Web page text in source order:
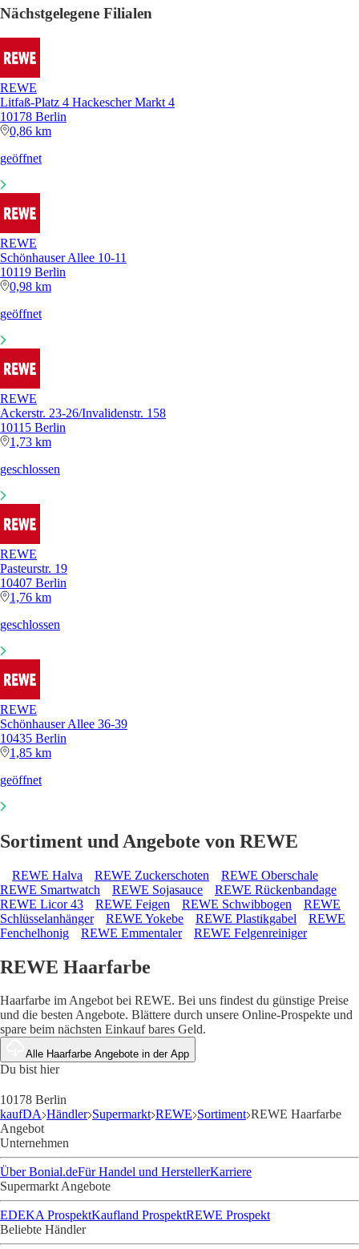
Nächstgelegene Filialen
REWE
Litfaß-Platz 4 Hackescher Markt 4
10178 Berlin
0,86 km
geöffnet
REWE
Schönhauser Allee 10-11
10119 Berlin
0,98 km
geöffnet
REWE
Ackerstr. 23-26/Invalidenstr. 158
10115 Berlin
1,73 km
geschlossen
REWE
Pasteurstr. 19
10407 Berlin
1,76 km
geschlossen
REWE
Schönhauser Allee 36-39
10435 Berlin
1,85 km
geöffnet
Sortiment und Angebote von REWE
REWE Halva REWE Zuckerschoten
REWE Oberschale
REWE Smartwatch
REWE Sojasauce
REWE Rückenbandage
REWE Licor 43
REWE Feigen REWE Schwibbogen
REWE
Schlüsselanhänger
REWE Yokebe REWE Plastikgabel
REWE
Fenchelhonig
REWE Emmentaler REWE Felgenreiniger
REWE Haarfarbe
Haarfarbe im Angebot bei REWE. Bei uns findest du günstige Preise
und die besten Angebote. Blättere durch unsere Online-Prospekte und
spare beim nächsten Einkauf bares Geld.
Alle Haarfarbe Angebote in der App
Du bist hier
10178 Berlin
kaufDA Händler Supermarkt REWE Sortiment REWE Haarfarbe
Angebot
Unternehmen
Über Bonial.deFür Handel und HerstellerKarriere
Supermarkt Angebote
EDEKA ProspektKaufland ProspektREWE Prospekt
Beliebte Händler